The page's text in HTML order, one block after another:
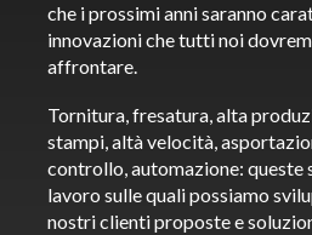
che i prossimi anni saranno
innovazioni che tutti noi
affrontare.
Tornitura, fresatura, alta
stampi, altà velocità,
controllo, automazione: queste
lavoro sulle quali possiamo
nostri clienti proposte e